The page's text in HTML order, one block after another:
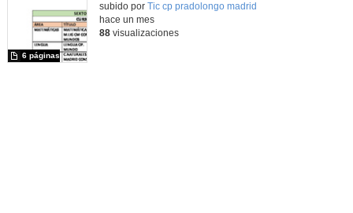
Contenido educativo.
subido por Tic cp pradolongo madrid
6 páginas
hace un mes
88visualizaciones